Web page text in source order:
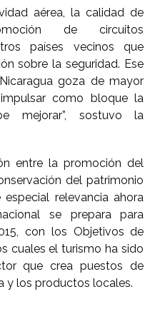
aérea, la calidad de
de circuitos
países vecinos que
sobre la seguridad. Ese
goza de mayor
como bloque la
mejorar”, sostuvo la
entre la promoción del
del patrimonio
relevancia ahora
se prepara para
con los Objetivos de
cuales el turismo ha sido
que crea puestos de
y los productos locales.